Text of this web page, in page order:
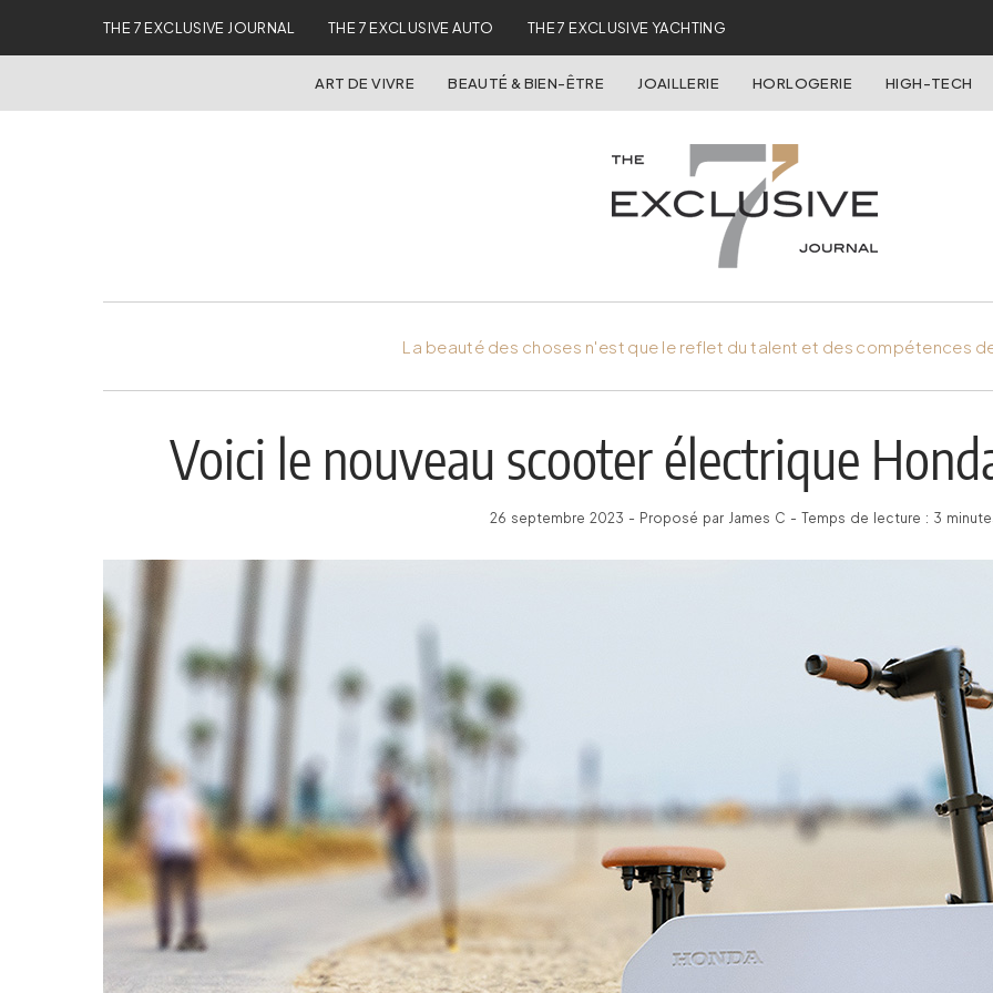
THE 7 EXCLUSIVE JOURNAL THE 7 EXCLUSIVE AUTO THE 7 EXCLUSIVE YACHTING
ART DE VIVRE BEAUTÉ & BIEN-ÊTRE JOAILLERIE HORLOGERIE HIGH-TECH
La beauté des choses n'est que le reflet du talent et des compétences
Voici le nouveau scooter électrique
26 septembre 2023 - Proposé par James C - Temps de lecture : 3